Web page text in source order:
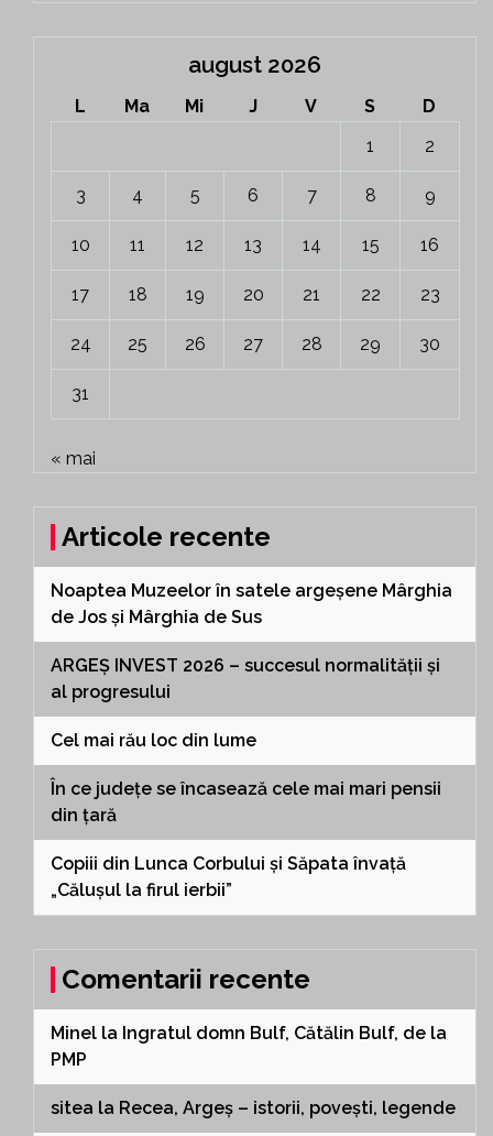
august 2026
L Ma Mi J V S
D
1
2
3 4 5 6 7 8 9
10 11 12 13 14 15 16
17 18 19 20 21 22 23
24 25 26 27 28 29 30
31
« mai
Articole recente
Noaptea Muzeelor în satele argeșene Mârghia
de Jos și Mârghia de Sus
ARGEȘ INVEST 2026 – succesul normalității și
al progresului
Cel mai rău loc din lume
În ce județe se încasează cele mai mari pensii
din țară
Copiii din Lunca Corbului și Săpata învață
„Călușul la firul ierbii”
Comentarii recente
Minel la Ingratul domn Bulf, Cătălin Bulf, de la
PMP
sitea la Recea, Argeș – istorii, povești, legende